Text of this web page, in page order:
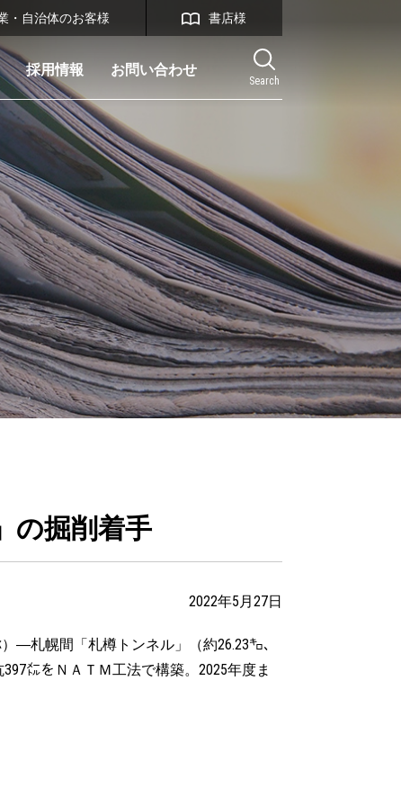
Search
採用情報 お問い合わせ
・自治体のお客様 書店様
の掘削着手
2022年5月27日
―札幌間「札樽トンネル」（約26.23㌔、
㍍をＮＡＴＭ工法で構築。2025年度ま